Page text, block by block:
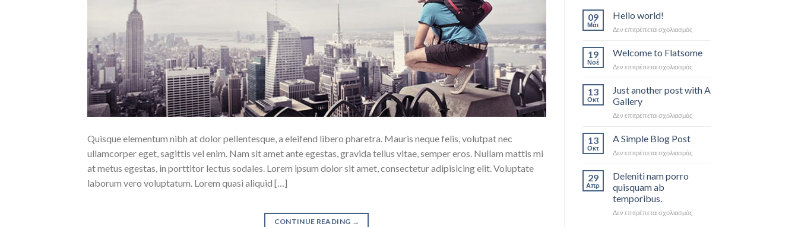
Quisque elementum nibh at dolor pellentesque, a eleifend libero pharetra. Mauris neque felis, volutpat nec
ullamcorper eget, sagittis vel enim. Nam sit amet ante egestas, gravida tellus vitae, semper eros. Nullam mattis mi
at metus egestas, in porttitor lectus sodales. Lorem ipsum dolor sit amet, consectetur adipisicing elit. Voluptate
laborum vero voluptatum. Lorem quasi aliquid […]
CONTINUE READING →
09
Μάι
Hello world!
Δεν επιτρέπεται σχολιασμόςστο
19
Νοέ
Welcome to Flatsome
Δεν επιτρέπεται σχολιασμόςστο
to
13
Οκτ
Just another post with A
Gallery
Δεν επιτρέπεται σχολιασμόςστο
with
13
Οκτ
A Simple Blog Post
Δεν επιτρέπεται σχολιασμόςστο
29
Απρ
Deleniti nam porro
quisquam ab
temporibus.
Δεν επιτρέπεται σχολιασμόςστο